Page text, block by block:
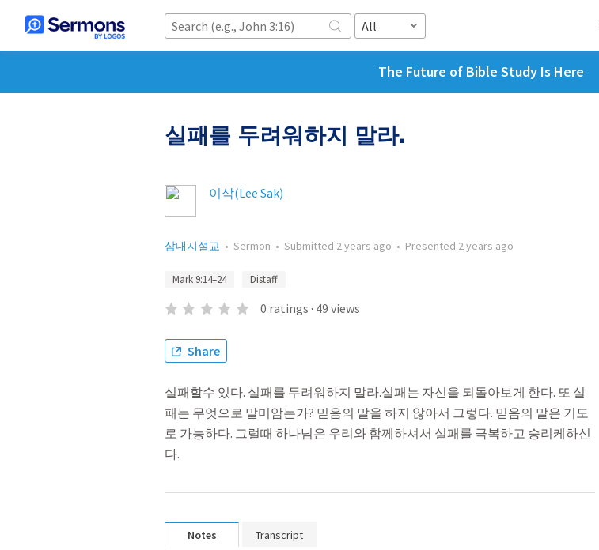
All
The Future of Bible Study Is Here
실패를 두려워하지 말라.
이삭(Lee Sak)
삼대지설교 • Sermon • Submitted 2 years ago • Presented 2 years ago
Mark 9:14–24 Distaff
0 ratings · 49 views
Share
실패할수 있다. 실패를 두려워하지 말라.실패는 자신을 되돌아보게 한다. 또 실
패는 무엇으로 말미암는가? 믿음의 말을 하지 않아서 그렇다. 믿음의 말은 기도
로 가능하다. 그럴때 하나님은 우리와 함께하셔서 실패를 극복하고 승리케하신
다.
Notes Transcript